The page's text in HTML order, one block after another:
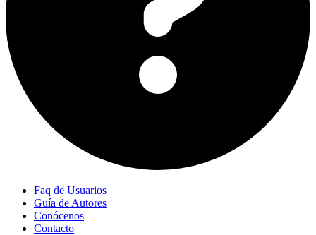
Faq de Usuarios
Guía de Autores
Conócenos
Contacto